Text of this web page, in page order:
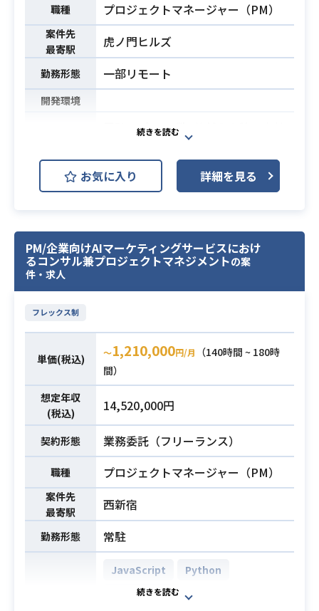
必須スキル
・クラウドプラットフォーム環境を
活用した一般消費者向けアプリの構
築および運用経験5年以上
・インフラ周りの設計から構築、実
際の運用経験5年以上
職種 プロジェクトマネージャー（PM）
案件先
最寄駅
虎ノ門ヒルズ
勤務形態 一部リモート
開発環境
累計アプリDL数1億越えを誇る自社
サービスにおける、
各クライアント向け公式スマホアプ
リのPMとして、クライアント折衝〜
トをお任せいたします。
【案件概要】
スマホアプリのカスタマイズ案件プ
ロジェクトマネージャー（PM）とし
します。
その後のアプリ開発工程では、アプ
をマネジメントしながら、
お客様アプリのリリースまでの一連
の流れをリードします。
【業務内容】
・アプリに必要なタスク整理とスケ
ジューリング
・仕様調整、ドキュメント作業
・クライアント側とのシステム連携
の設計・調整
・ModuleAppsサービス内やカスタ
マイズに関するアプリ機能仕様の合
お気に入り 詳細を見る
PM/企業向けAIマーケティングサービスにおけ
るコンサル兼プロジェクトマネジメントの案
件・求人
フレックス制
単価(税込) 〜1,210,000円/月
（140時間 ~ 180時
間）
想定年収
(税込)
14,520,000円
契約形態 業務委託（フリーランス）
職種 プロジェクトマネージャー（PM）
案件先
最寄駅
西新宿
勤務形態 常駐
JavaScript
Python
TypeScript